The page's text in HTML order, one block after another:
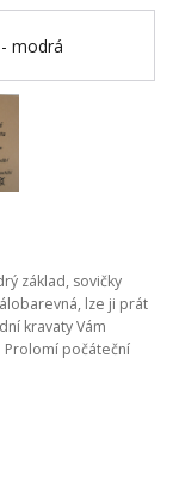
základ, sovičky
lze ji prát
kravaty Vám
Prolomí počáteční